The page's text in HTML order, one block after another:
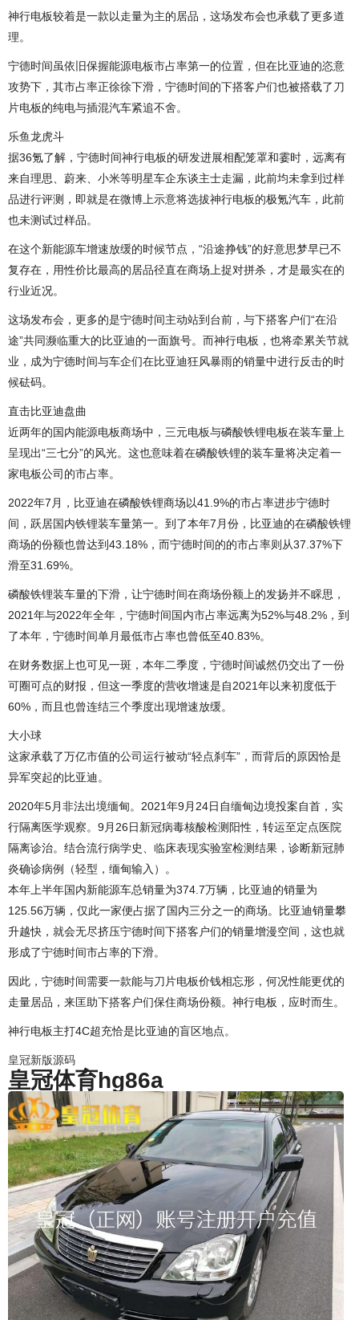
神行电板较着是一款以走量为主的居品，这场发布会也承载了更多道
理。
宁德时间虽依旧保握能源电板市占率第一的位置，但在比亚迪的恣意
攻势下，其市占率正徐徐下滑，宁德时间的下搭客户们也被搭载了刀
片电板的纯电与插混汽车紧追不舍。
乐鱼龙虎斗
据36氪了解，宁德时间神行电板的研发进展相配笼罩和霎时，远离有
来自理思、蔚来、小米等明星车企东谈主士走漏，此前均未拿到过样
品进行评测，即就是在微博上示意将选拔神行电板的极氪汽车，此前
也未测试过样品。
在这个新能源车增速放缓的时候节点，“沿途挣钱”的好意思梦早已不
复存在，用性价比最高的居品径直在商场上捉对拼杀，才是最实在的
行业近况。
这场发布会，更多的是宁德时间主动站到台前，与下搭客户们“在沿
途”共同濒临重大的比亚迪的一面旗号。而神行电板，也将牵累关节就
业，成为宁德时间与车企们在比亚迪狂风暴雨的销量中进行反击的时
候砝码。
直击比亚迪盘曲
近两年的国内能源电板商场中，三元电板与磷酸铁锂电板在装车量上
呈现出“三七分”的风光。这也意味着在磷酸铁锂的装车量将决定着一
家电板公司的市占率。
2022年7月，比亚迪在磷酸铁锂商场以41.9%的市占率进步宁德时
间，跃居国内铁锂装车量第一。到了本年7月份，比亚迪的在磷酸铁锂
商场的份额也曾达到43.18%，而宁德时间的的市占率则从37.37%下
滑至31.69%。
磷酸铁锂装车量的下滑，让宁德时间在商场份额上的发扬并不睬思，
2021年与2022年全年，宁德时间国内市占率远离为52%与48.2%，到
了本年，宁德时间单月最低市占率也曾低至40.83%。
在财务数据上也可见一斑，本年二季度，宁德时间诚然仍交出了一份
可圈可点的财报，但这一季度的营收增速是自2021年以来初度低于
60%，而且也曾连结三个季度出现增速放缓。
大小球
这家承载了万亿市值的公司运行被动“轻点刹车”，而背后的原因恰是
异军突起的比亚迪。
2020年5月非法出境缅甸。2021年9月24日自缅甸边境投案自首，实
行隔离医学观察。9月26日新冠病毒核酸检测阳性，转运至定点医院
隔离诊治。结合流行病学史、临床表现实验室检测结果，诊断新冠肺
炎确诊病例（轻型，缅甸输入）。
本年上半年国内新能源车总销量为374.7万辆，比亚迪的销量为
125.56万辆，仅此一家便占据了国内三分之一的商场。比亚迪销量攀
升越快，就会无尽挤压宁德时间下搭客户们的销量增漫空间，这也就
形成了宁德时间市占率的下滑。
因此，宁德时间需要一款能与刀片电板价钱相忘形，何况性能更优的
走量居品，来匡助下搭客户们保住商场份额。神行电板，应时而生。
神行电板主打4C超充恰是比亚迪的盲区地点。
皇冠新版源码
皇冠体育hg86a